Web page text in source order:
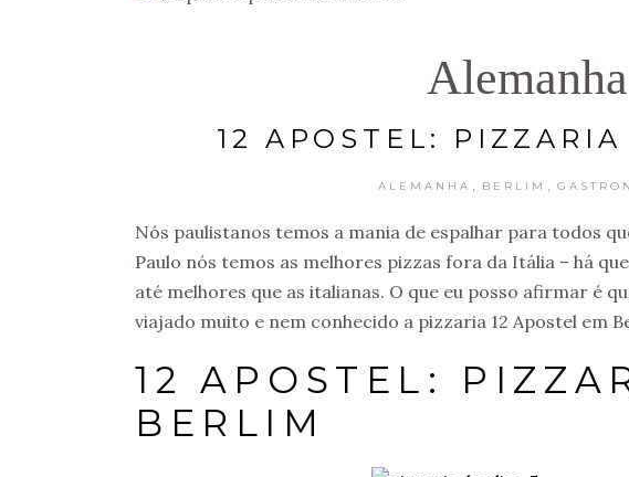
Alemanha
12 APOSTEL:
ALEMANHA BERLIM
Nós paulistanos temos a mania de espalhar para todos
Paulo nós temos as melhores pizzas fora da Itália – há
até melhores que as italianas. O que eu posso afirmar é
viajado muito e nem conhecido a pizzaria 12 Apostel em
12 APOSTEL:
BERLIM